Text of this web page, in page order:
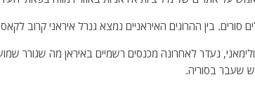
נעדר לאחרונה מכנסים רשמיים באיראן מה שגורר
שעבר בסוריה.